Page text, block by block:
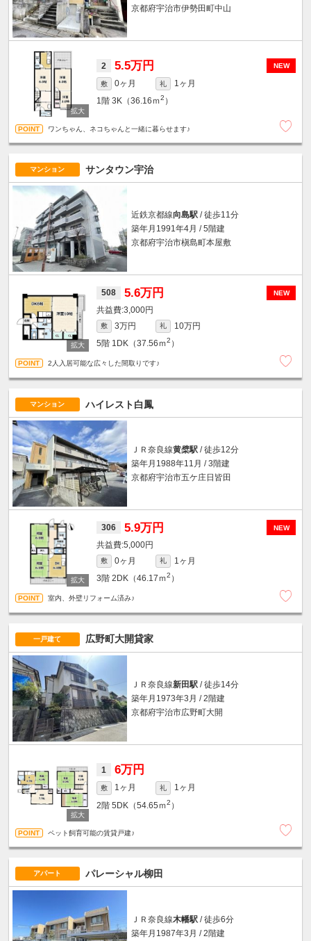
京都府宇治市伊勢田町中山
NEW
2 5.5万円
敷 0ヶ月 礼
1ヶ月
1階 3K（36.16ｍ2 ）
ワンちゃん、ネコちゃんと一緒に暮らせます♪
マンション サンタウン宇治
近鉄京都線向島駅/ 徒歩11分
築年月1991年4月 / 5階建
京都府宇治市槇島町本屋敷
NEW
508 5.6万円
3,000円
敷 3万円 礼
10万円
5階 1DK（37.56ｍ2 ）
2人入居可能な広々した間取りです♪
マンション ハイレスト白鳳
ＪＲ奈良線黄檗駅/ 徒歩12分
築年月1988年11月 / 3階建
京都府宇治市五ケ庄日皆田
NEW
306 5.9万円
5,000円
敷 0ヶ月 礼
1ヶ月
3階 2DK（46.17ｍ2 ）
室内、外壁リフォーム済み♪
一戸建て 広野町大開貸家
ＪＲ奈良線新田駅/ 徒歩14分
築年月1973年3月 / 2階建
京都府宇治市広野町大開
1 6万円
敷 1ヶ月 礼
1ヶ月
2階 5DK（54.65ｍ2 ）
ペット飼育可能の賃貸戸建♪
アパート パレーシャル柳田
ＪＲ奈良線木幡駅/ 徒歩6分
築年月1987年3月 / 2階建